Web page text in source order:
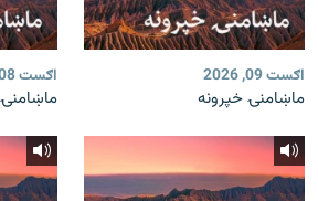
اګست 09, 2026
ماښامنۍ خپرونه
اګست 08, 2026